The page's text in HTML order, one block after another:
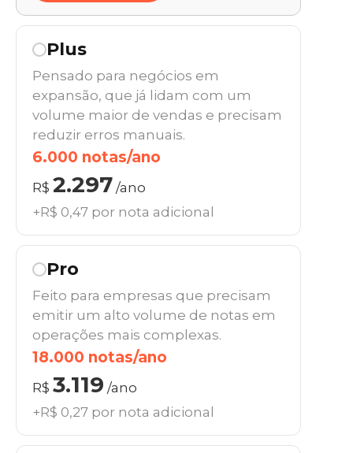
Plus
Pensado para negócios em
expansão, que já lidam com um
volume maior de vendas e precisam
reduzir erros manuais.
6.000 notas/ano
R$ 2.297 /ano
+R$ 0,47 por nota adicional
Pro
Feito para empresas que precisam
emitir um alto volume de notas em
operações mais complexas.
18.000 notas/ano
R$ 3.119 /ano
+R$ 0,27 por nota adicional